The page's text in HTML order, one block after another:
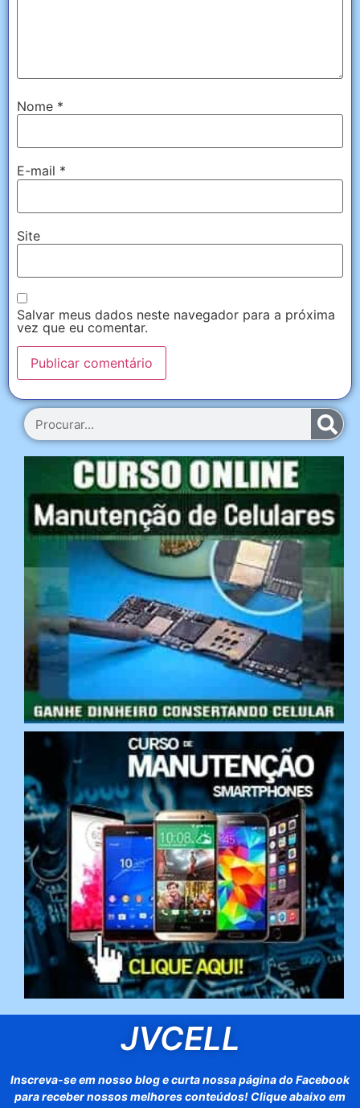
Nome *
E-mail *
Site
Salvar meus dados neste navegador para a próxima
vez que eu comentar.
JVCELL
Inscreva-se em nosso blog e curta nossa página do Facebook
para receber nossos melhores conteúdos! Clique abaixo em